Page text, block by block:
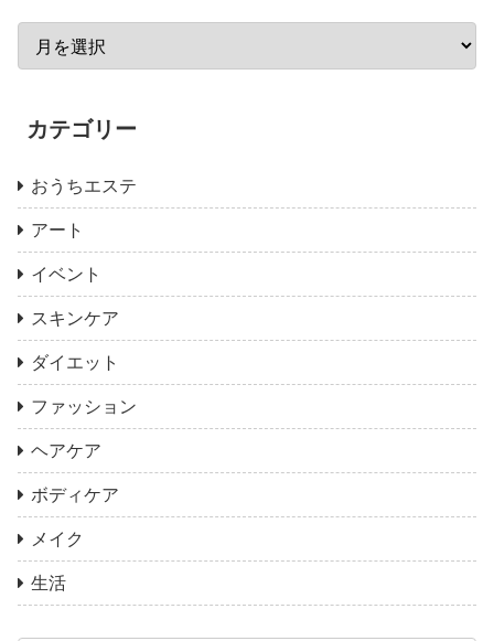
カテゴリー
おうちエステ
アート
イベント
スキンケア
ダイエット
ファッション
ヘアケア
ボディケア
メイク
生活